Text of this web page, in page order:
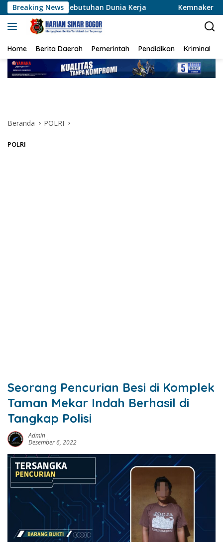
Langsung
ke
konten
Breaking News
Dunia Kerja Kemnaker Perkuat Pelatihan dan
Home Berita Daerah Pemerintah Pendidikan Kriminal
Beranda POLRI
POLRI
Seorang Pencurian Besi di Komplek
Taman Mekar Indah Berhasil di
Tangkap Polisi
Admin
Desember 6, 2022